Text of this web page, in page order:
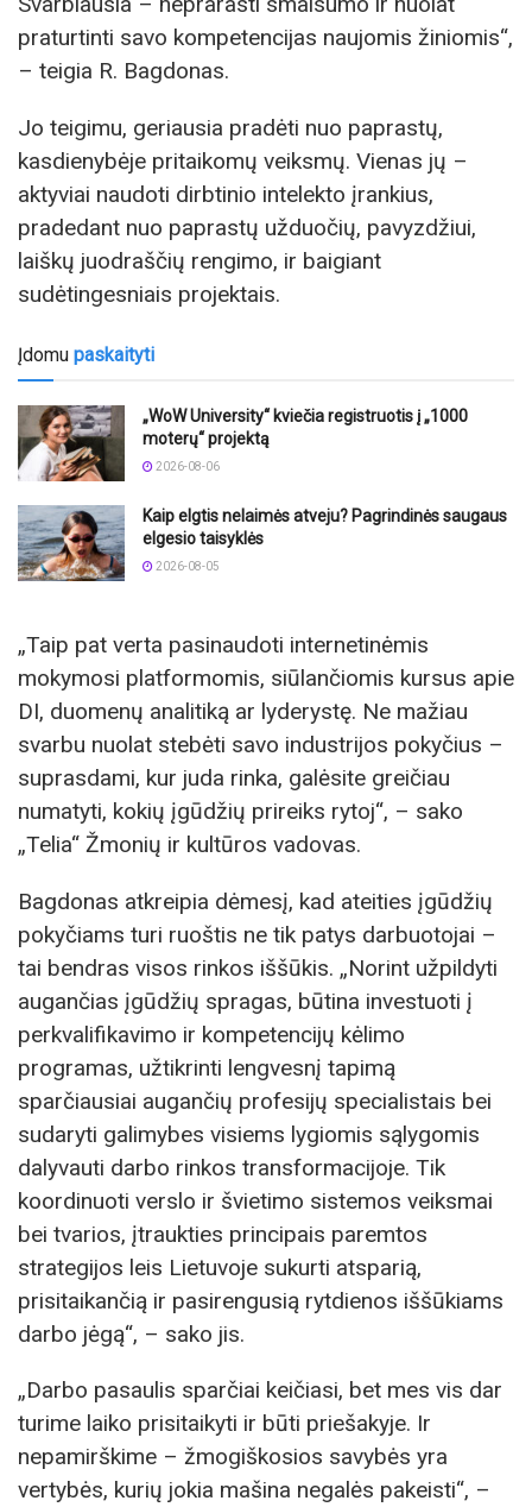
praturtinti savo kompetencijas naujomis žiniomis“,
– teigia R. Bagdonas.
Jo teigimu, geriausia pradėti nuo paprastų,
kasdienybėje pritaikomų veiksmų. Vienas jų –
aktyviai naudoti dirbtinio intelekto įrankius,
pradedant nuo paprastų užduočių, pavyzdžiui,
laiškų juodraščių rengimo, ir baigiant
sudėtingesniais projektais.
Įdomu paskaityti
„WoW University“ kviečia registruotis į „1000
moterų“ projektą
2026-08-06
Kaip elgtis nelaimės atveju? Pagrindinės saugaus
elgesio taisyklės
2026-08-05
„Taip pat verta pasinaudoti internetinėmis
mokymosi platformomis, siūlančiomis kursus apie
DI, duomenų analitiką ar lyderystę. Ne mažiau
svarbu nuolat stebėti savo industrijos pokyčius –
suprasdami, kur juda rinka, galėsite greičiau
numatyti, kokių įgūdžių prireiks rytoj“, – sako
„Telia“ Žmonių ir kultūros vadovas.
Bagdonas atkreipia dėmesį, kad ateities įgūdžių
pokyčiams turi ruoštis ne tik patys darbuotojai –
tai bendras visos rinkos iššūkis. „Norint užpildyti
augančias įgūdžių spragas, būtina investuoti į
perkvalifikavimo ir kompetencijų kėlimo
programas, užtikrinti lengvesnį tapimą
sparčiausiai augančių profesijų specialistais bei
sudaryti galimybes visiems lygiomis sąlygomis
dalyvauti darbo rinkos transformacijoje. Tik
koordinuoti verslo ir švietimo sistemos veiksmai
bei tvarios, įtraukties principais paremtos
strategijos leis Lietuvoje sukurti atsparią,
prisitaikančią ir pasirengusią rytdienos iššūkiams
darbo jėgą“, – sako jis.
„Darbo pasaulis sparčiai keičiasi, bet mes vis dar
turime laiko prisitaikyti ir būti priešakyje. Ir
nepamirškime – žmogiškosios savybės yra
vertybės, kurių jokia mašina negalės pakeisti“, –